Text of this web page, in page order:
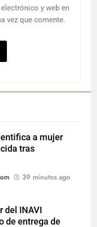
y web en
vez que comente.
a mujer
tras
39 minutos ago
del INAVI
de entrega de